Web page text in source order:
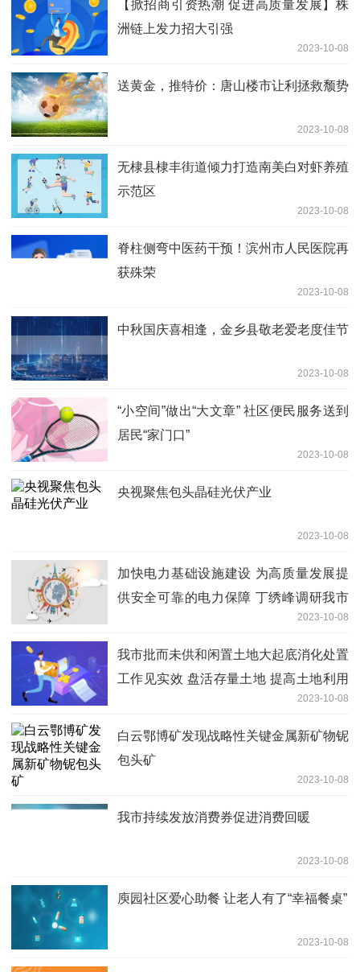
【掀招商引资热潮 促进高质量发展】株
洲链上发力招大引强
2023-10-08
送黄金，推特价：唐山楼市让利拯救颓势
2023-10-08
无棣县棣丰街道倾力打造南美白对虾养殖
示范区
2023-10-08
脊柱侧弯中医药干预！滨州市人民医院再
获殊荣
2023-10-08
中秋国庆喜相逢，金乡县敬老爱老度佳节
2023-10-08
“小空间”做出“大文章” 社区便民服务送到
居民“家门口”
2023-10-08
央视聚焦包头晶硅光伏产业
2023-10-08
加快电力基础设施建设 为高质量发展提
供安全可靠的电力保障 丁绣峰调研我市
2023-10-08
我市批而未供和闲置土地大起底消化处置
工作见实效 盘活存量土地 提高土地利用
2023-10-08
白云鄂博矿发现战略性关键金属新矿物铌
包头矿
2023-10-08
我市持续发放消费券促进消费回暖
2023-10-08
庾园社区爱心助餐 让老人有了“幸福餐桌”
2023-10-08